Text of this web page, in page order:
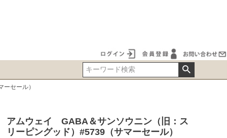
セール）
アムウェイ GABA＆サンソウニン（旧：ス
リーピングッド）#5739（サマーセール）